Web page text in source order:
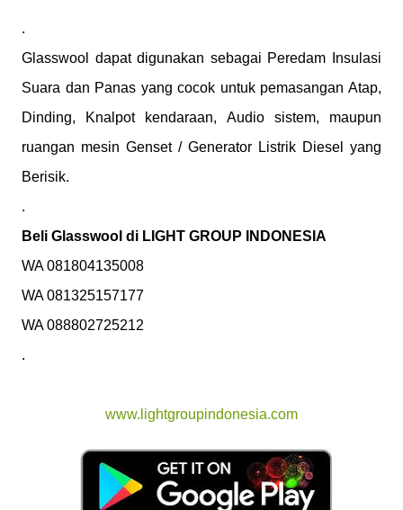
.
Glasswool dapat digunakan sebagai Peredam Insulasi
Suara dan Panas yang cocok untuk pemasangan Atap,
Dinding, Knalpot kendaraan, Audio sistem, maupun
ruangan mesin Genset / Generator Listrik Diesel yang
Berisik.
.
Beli Glasswool di LIGHT GROUP INDONESIA
WA 081804135008
WA 081325157177
WA 088802725212
.
www.lightgroupindonesia.com